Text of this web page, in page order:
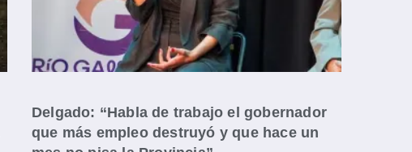
Delgado: “Habla de trabajo el gobernador
que más empleo destruyó y que hace un